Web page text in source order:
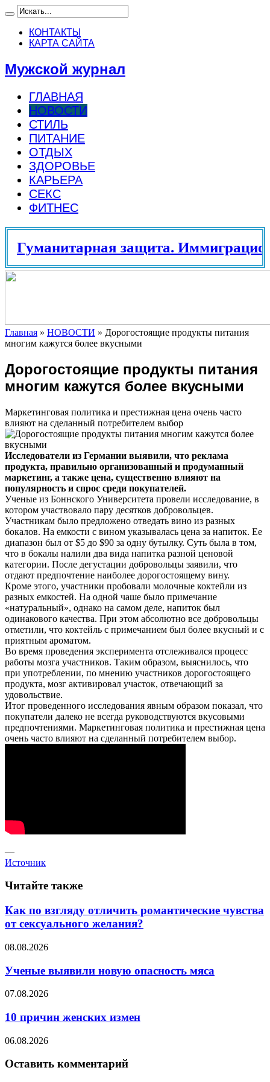
КОНТАКТЫ
КАРТА САЙТА
Мужской журнал
ГЛАВНАЯ
НОВОСТИ
СТИЛЬ
ПИТАНИЕ
ОТДЫХ
ЗДОРОВЬЕ
КАРЬЕРА
СЕКС
ФИТНЕС
Гуманитарная защита.
Главная » НОВОСТИ » Дорогостоящие продукты питания
многим кажутся более вкусными
Дорогостоящие продукты питания
многим кажутся более вкусными
Маркетинговая политика и престижная цена очень часто
влияют на сделанный потребителем выбор
Исследователи из Германии выявили, что реклама
продукта, правильно организованный и продуманный
маркетинг, а также цена, существенно влияют на
популярность и спрос среди покупателей.
Ученые из Боннского Университета провели исследование, в
котором участвовало пару десятков добровольцев.
Участникам было предложено отведать вино из разных
бокалов. На емкости с вином указывалась цена за напиток. Ее
диапазон был от $5 до $90 за одну бутылку. Суть была в том,
что в бокалы налили два вида напитка разной ценовой
категории. После дегустации добровольцы заявили, что
отдают предпочтение наиболее дорогостоящему вину.
Кроме этого, участники пробовали молочные коктейли из
разных емкостей. На одной чаше было примечание
«натуральный», однако на самом деле, напиток был
одинакового качества. При этом абсолютно все добровольцы
отметили, что коктейль с примечанием был более вкусный и с
приятным ароматом.
Во время проведения эксперимента отслеживался процесс
работы мозга участников. Таким образом, выяснилось, что
при употреблении, по мнению участников дорогостоящего
продукта, мозг активировал участок, отвечающий за
удовольствие.
Итог проведенного исследования явным образом показал, что
покупатели далеко не всегда руководствуются вкусовыми
предпочтениями. Маркетинговая политика и престижная цена
очень часто влияют на сделанный потребителем выбор.
—
Источник
Читайте также
Как по взгляду отличить романтические чувства
от сексуального желания?
08.08.2026
Ученые выявили новую опасность мяса
07.08.2026
10 причин женских измен
06.08.2026
Оставить комментарий